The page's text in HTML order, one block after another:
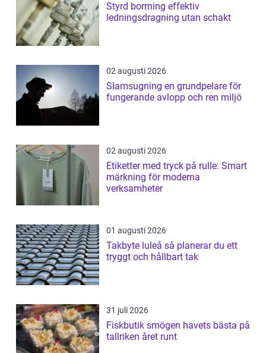
Styrd borrning effektiv
ledningsdragning utan schakt
02 augusti 2026
Slamsugning en grundpelare för
fungerande avlopp och ren miljö
02 augusti 2026
Etiketter med tryck på rulle: Smart
märkning för moderna
verksamheter
01 augusti 2026
Takbyte luleå så planerar du ett
tryggt och hållbart tak
31 juli 2026
Fiskbutik smögen havets bästa på
tallriken året runt